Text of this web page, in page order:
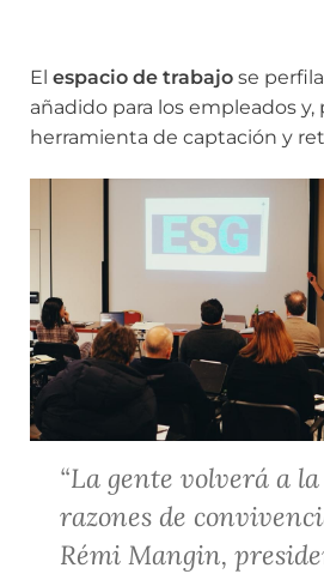
El espacio de trabajo se
añadido para los empleados
herramienta de captación y
“La gente volverá a
razones de
Rémi Mangin,